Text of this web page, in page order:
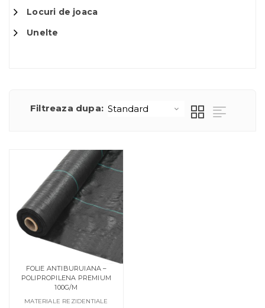
Locuri de joaca
Unelte
Filtreaza dupa:
FOLIE ANTIBURUIANA –
POLIPROPILENA PREMIUM
100G/M
MATERIALE REZIDENTIALE